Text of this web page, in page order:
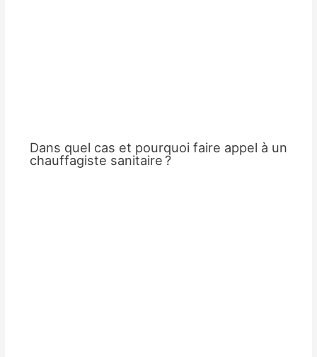
Dans quel cas et pourquoi faire appel à un
chauffagiste sanitaire ?